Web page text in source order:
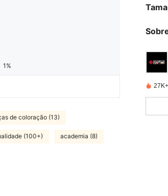
1%
de coloração (13)
(100+) academia (8)